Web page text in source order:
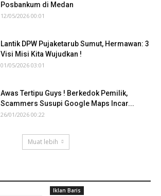
Posbankum di Medan
12/05/2026 00:01
Lantik DPW Pujaketarub Sumut, Hermawan: 3
Visi Misi Kita Wujudkan !
01/05/2026 03:01
Awas Tertipu Guys ! Berkedok Pemilik,
Scammers Susupi Google Maps Incar...
26/01/2026 00:22
Muat lebih
Iklan Baris